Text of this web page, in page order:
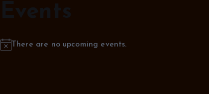
Events
N
There are no upcoming events.